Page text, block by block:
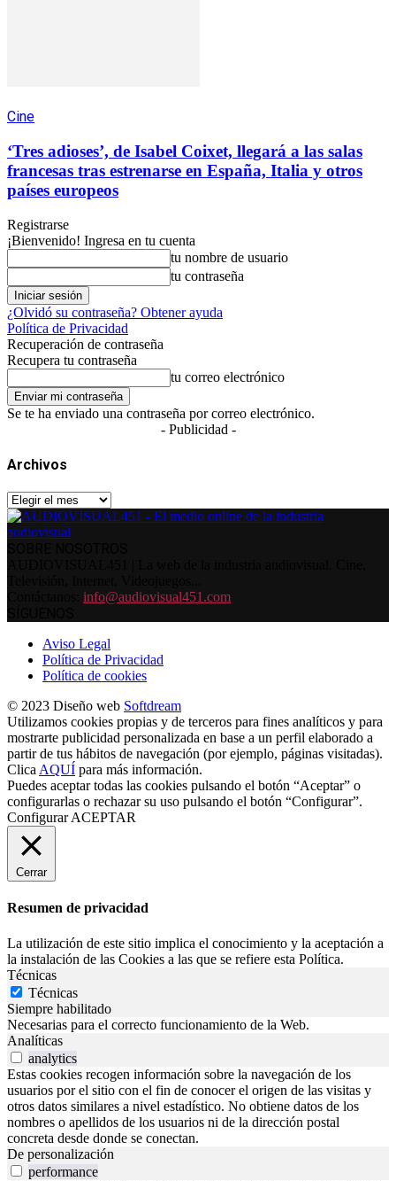
Cine
‘Tres adioses’, de Isabel Coixet, llegará a las salas
francesas tras estrenarse en España, Italia y otros
países europeos
Registrarse
¡Bienvenido! Ingresa en tu cuenta
tu nombre de usuario
tu contraseña
¿Olvidó su contraseña? Obtener ayuda
Política de Privacidad
Recuperación de contraseña
Recupera tu contraseña
tu correo electrónico
Se te ha enviado una contraseña por correo electrónico.
- Publicidad -
Archivos
Archivos
info@audiovisual451.com
Aviso Legal
Política de Privacidad
Política de cookies
© 2023 Diseño web Softdream
Utilizamos cookies propias y de terceros para fines analíticos y para
mostrarte publicidad personalizada en base a un perfil elaborado a
partir de tus hábitos de navegación (por ejemplo, páginas visitadas).
Clica AQUÍ para más información.
Puedes aceptar todas las cookies pulsando el botón “Aceptar” o
configurarlas o rechazar su uso pulsando el botón “Configurar”.
Configurar ACEPTAR
Cerrar
Resumen de privacidad
La utilización de este sitio implica el conocimiento y la aceptación a
la instalación de las Cookies a las que se refiere esta Política.
Técnicas
Técnicas
Siempre habilitado
Necesarias para el correcto funcionamiento de la Web.
Analíticas
analytics
Estas cookies recogen información sobre la navegación de los
usuarios por el sitio con el fin de conocer el origen de las visitas y
otros datos similares a nivel estadístico. No obtiene datos de los
nombres o apellidos de los usuarios ni de la dirección postal
concreta desde donde se conectan.
De personalización
performance